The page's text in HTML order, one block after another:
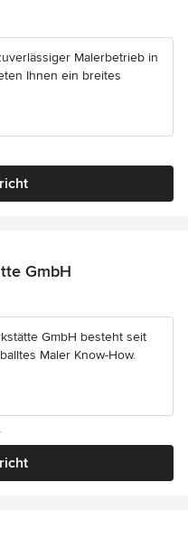
Malerbetrieb in
Ihnen ein breites
GmbH
5 Sternen
GmbH besteht seit
Maler Know-How.